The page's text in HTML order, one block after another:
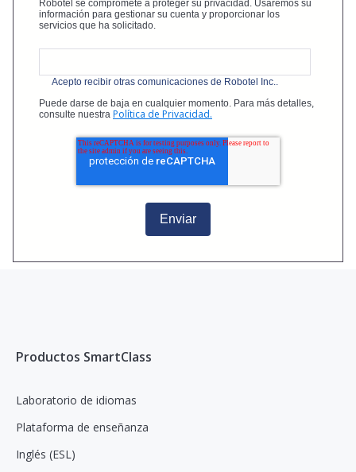
Robotel se compromete a proteger su privacidad. Usaremos su
información para gestionar su cuenta y proporcionar los
servicios que ha solicitado.
Acepto recibir otras comunicaciones de Robotel Inc..
Puede darse de baja en cualquier momento. Para más detalles,
consulte nuestra Política de Privacidad.
Productos SmartClass
Laboratorio de idiomas
Plataforma de enseñanza
Inglés (ESL)